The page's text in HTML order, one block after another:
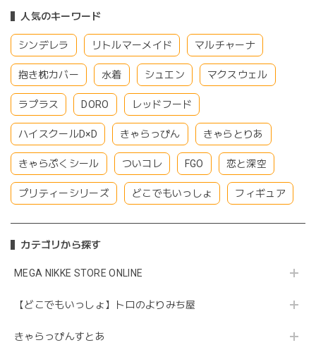
人気のキーワード
シンデレラ リトルマーメイド マルチャーナ
抱き枕カバー 水着 シュエン マクスウェル
ラプラス DORO レッドフード
ハイスクールD×D きゃらっぴん きゃらとりあ
きゃらぷくシール ついコレ FGO 恋と深空
プリティーシリーズ どこでもいっしょ フィギュア
カテゴリから探す
MEGA NIKKE STORE ONLINE
【どこでもいっしょ】トロのよりみち屋
きゃらっぴんすとあ